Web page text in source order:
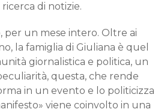
di notizie.
per un mese intero. Oltre ai
la famiglia di Giuliana è quel
giornalistica e politica, un
questa, che rende
in un evento e lo
viene coinvolto in una